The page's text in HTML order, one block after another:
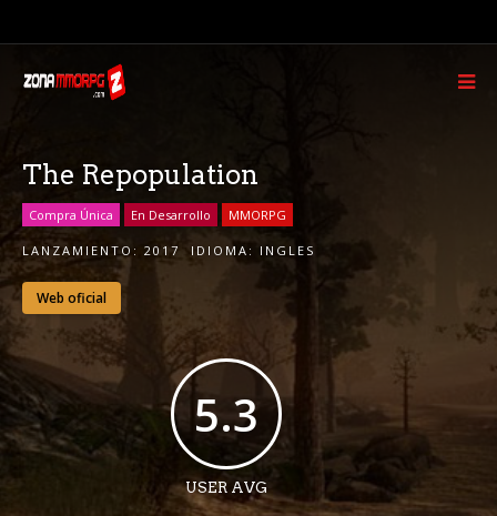
The Repopulation
Compra Única En Desarrollo MMORPG
LANZAMIENTO: 2017 IDIOMA: INGLES
Web oficial
5.3
USER AVG